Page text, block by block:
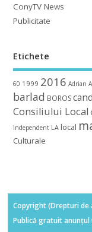
ConyTV News
Publicitate
Etichete
60 1999 2016 Adrian
barlad BOROS
Consiliului Local
independent LA local
Culturale
Copyright (Drepturi de
Publică gratuit anunțul